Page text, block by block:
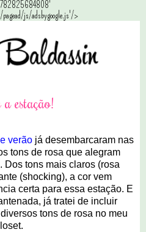
js/adsbygoogle.js'/>
estação!
verãojá desembarcaram nas
tons de rosa que alegram
Dos tons mais claros (rosa
(shocking), a cor vem
certa para essa estação. E
já tratei de incluir
tons de rosa no meu